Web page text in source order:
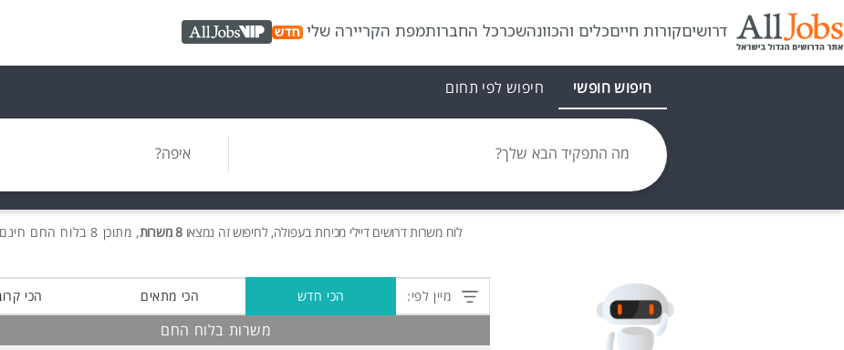
דרושיםקורות חייםכלים והכוונהשכרכל החברותמפת הקריירה שלי AllJobs VIP
חיפוש חופשי חיפוש לפי תחום
מה התפקיד הבא שלך? איפה?
לוח משרותדרושים דיילי מכירות בעפולה, לחיפוש זה נמצאו8 משרות , מתוכן 8 בלוח החם חינם!
מיין לפי: הכי חדש הכי מתאים הכי
משרות בלוח החם